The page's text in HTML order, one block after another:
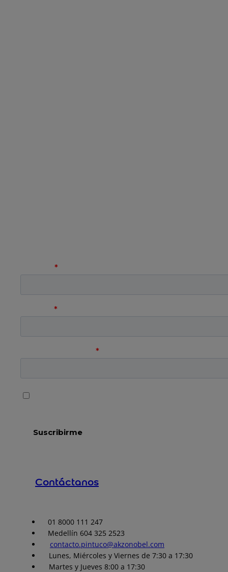
Contáctanos
01 8000 111 247
Medellín 604 325 2523
contacto.pintuco@akzonobel.com
Lunes, Miércoles y Viernes de 7:30 a 17:30
Martes y Jueves 8:00 a 17:30